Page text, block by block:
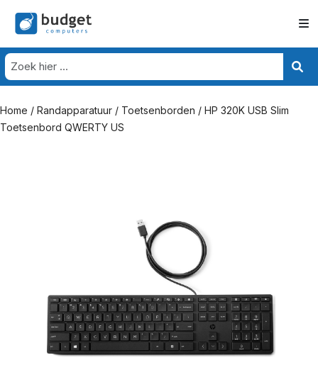
Home / Randapparatuur / Toetsenborden / HP 320K USB Slim
Toetsenbord QWERTY US